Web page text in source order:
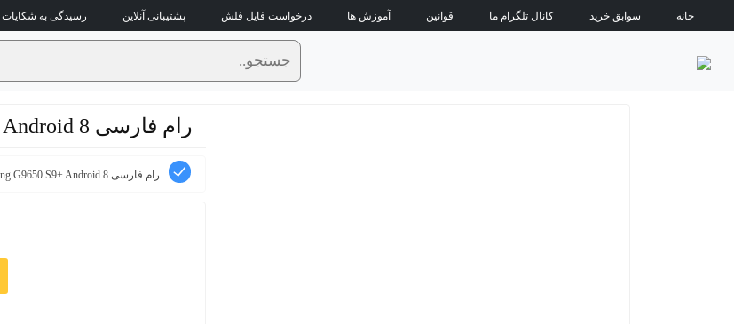
خانه سوابق خرید کانال تلگرام ما قوانین آموزش ها درخواست فایل فلش پشتیبانی آنلاین رسیدگی به شکایات
رام فارسی Samsung G9650 S9+ Android 8
رام فارسی Samsung G9650 S9+ Android 8